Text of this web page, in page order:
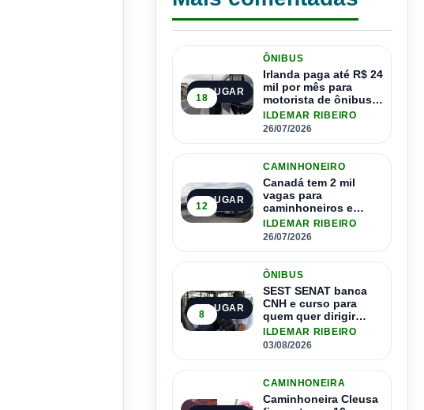
1º LUGAR
18
ÔNIBUS
Irlanda paga até R$ 24
mil por mês para
motorista de ônibus e
pode contratar até
1.500 motoristas
ILDEMAR RIBEIRO
26/07/2026
2º LUGAR
12
CAMINHONEIRO
Canadá tem 2 mil
vagas para
caminhoneiros e
salário de até R$ 24
mil por mês
ILDEMAR RIBEIRO
26/07/2026
3º LUGAR
8
ÔNIBUS
SEST SENAT banca
CNH e curso para
quem quer dirigir
ônibus
ILDEMAR RIBEIRO
03/08/2026
CAMINHONEIRA
Caminhoneira Cleusa